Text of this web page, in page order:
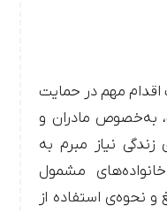
اقدام مهم در حمایت
به‌خصوص مادران و
نیاز مبرم به
مشمول
و نحوه‌ی استفاده از